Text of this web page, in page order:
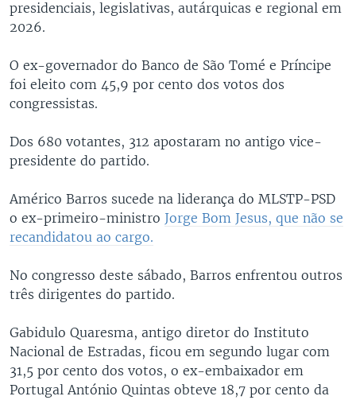
presidenciais, legislativas, autárquicas e regional em
2026.
O ex-governador do Banco de São Tomé e Príncipe
foi eleito com 45,9 por cento dos votos dos
congressistas.
Dos 680 votantes, 312 apostaram no antigo vice-
presidente do partido.
Américo Barros sucede na liderança do MLSTP-PSD
o ex-primeiro-ministro Jorge Bom Jesus, que não se
recandidatou ao cargo.
No congresso deste sábado, Barros enfrentou outros
três dirigentes do partido.
Gabidulo Quaresma, antigo diretor do Instituto
Nacional de Estradas, ficou em segundo lugar com
31,5 por cento dos votos, o ex-embaixador em
Portugal António Quintas obteve 18,7 por cento da